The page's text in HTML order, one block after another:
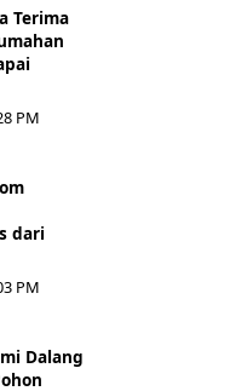
Terima
PM
dari
PM
Dalang